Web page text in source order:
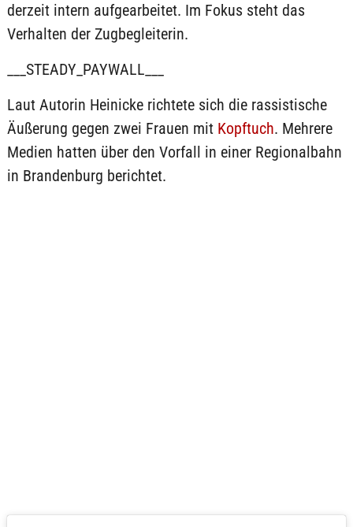
derzeit intern aufgearbeitet. Im Fokus steht das
Verhalten der Zugbegleiterin.
___STEADY_PAYWALL___
Laut Autorin Heinicke richtete sich die rassistische
Äußerung gegen zwei Frauen mit Kopftuch. Mehrere
Medien hatten über den Vorfall in einer Regionalbahn
in Brandenburg berichtet.